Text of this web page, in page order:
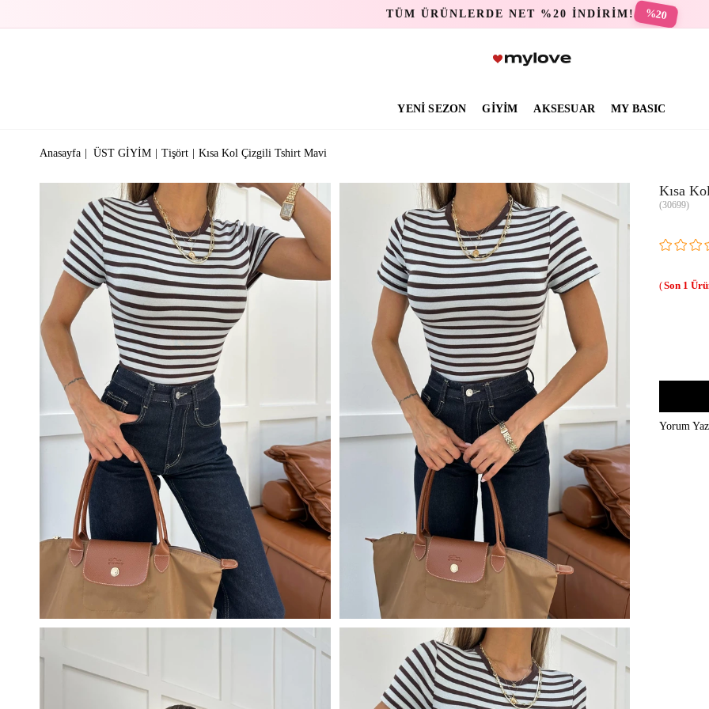
TÜM ÜRÜNLERDE NET %20 İNDİRİM! %20
YENİ SEZON GİYİM AKSESUAR MY BASIC
Anasayfa ÜST GİYİM Tişört Kısa Kol Çizgili Tshirt Mavi
Kısa
(30699)
1
Yorum Yaz